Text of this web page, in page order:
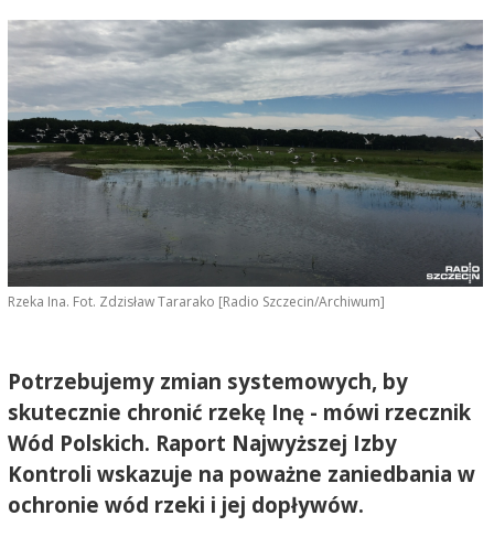
Rzeka Ina. Fot. Zdzisław Tararako [Radio Szczecin/Archiwum]
Potrzebujemy zmian systemowych, by
skutecznie chronić rzekę Inę - mówi rzecznik
Wód Polskich. Raport Najwyższej Izby
Kontroli wskazuje na poważne zaniedbania w
ochronie wód rzeki i jej dopływów.